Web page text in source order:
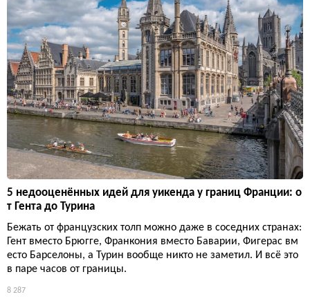
5 недооценённых идей для уикенда у границ Франции: о
т Гента до Турина
Бежать от французских толп можно даже в соседних странах:
Гент вместо Брюгге, Франкония вместо Баварии, Фигерас вм
есто Барселоны, а Турин вообще никто не заметил. И всё это
в паре часов от границы.
8 287